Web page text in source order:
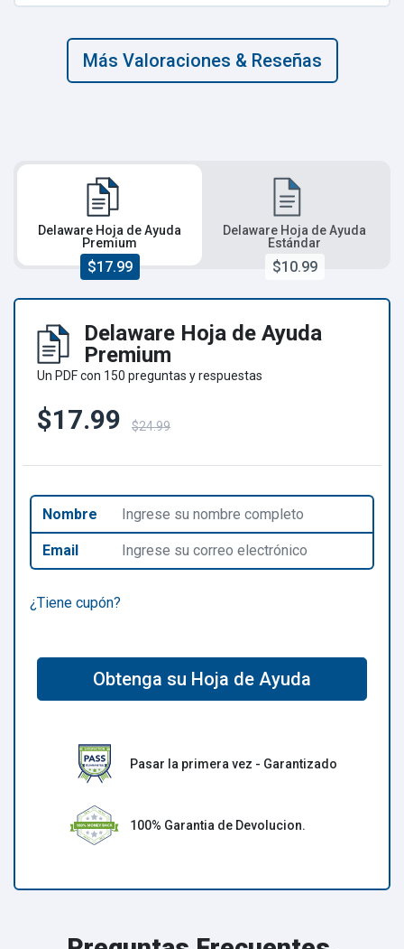
Más Valoraciones & Reseñas
Delaware Hoja de Ayuda
Estándar
$10.99
Delaware Hoja de Ayuda
Premium
$17.99
Delaware Hoja de Ayuda
Premium
Un PDF con 150 preguntas y respuestas
$17.99 $24.99
Nombre
Email
¿Tiene cupón?
Obtenga su Hoja de Ayuda
Pasar la primera vez - Garantizado
100% Garantia de Devolucion.